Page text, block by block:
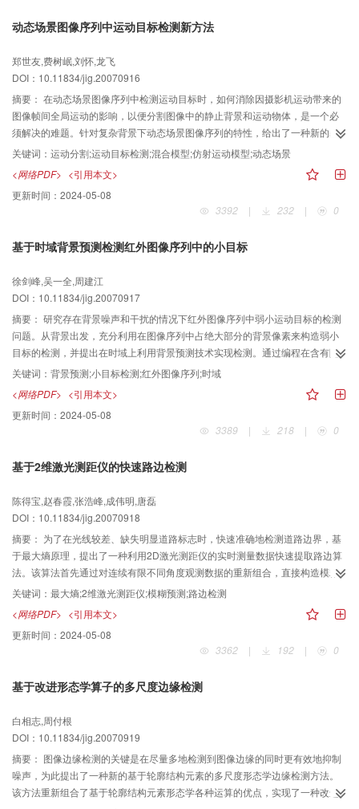
动态场景图像序列中运动目标检测新方法
郑世友,费树岷,刘怀,龙飞
DOI：10.11834/jig.20070916
摘要： 在动态场景图像序列中检测运动目标时，如何消除因摄影机运动带来的
图像帧间全局运动的影响，以便分割图像中的静止背景和运动物体，是一个必
须解决的难题。针对复杂背景下动态场景图像序列的特性，给出了一种新的基
于场景图像参考点3D位置恢复的图像背景判别方法和运动目标检测方法。首
先，介绍了图像序列的层次化运动模型以及基于它的运动分割方法；然后，利
用估计出的投影矩阵计算序列图像中各运动层的参考点3D位置，根据同一景物
在不同帧中参考点3D位置恢复值的变化特性，来判别静止背景对应的运动层和
运动目标对应的运动层，从而分割出图像中的静止背景和运动目标；最后，给
好地解决了在具有多组帧间全局运动参数的动态场景序列图像中检测运动目标
关键词： 运动分割;运动目标检测;混合模型;仿射运动模型;动态场景
<网络PDF> <引用本文>
更新时间： 2024-05-08
3392
| 232 | 0
基于时域背景预测检测红外图像序列中的小目标
徐剑峰,吴一全,周建江
DOI：10.11834/jig.20070917
摘要： 研究存在背景噪声和干扰的情况下红外图像序列中弱小运动目标的检测
问题。从背景出发，充分利用在图像序列中占绝大部分的背景像素来构造弱小
目标的检测，并提出在时域上利用背景预测技术实现检测。通过编程在含有随
机目标的实际红外序列图像中的应用，证明了算法的有效性和优越性。
关键词： 背景预测;小目标检测;红外图像序列;时域
<网络PDF> <引用本文>
更新时间： 2024-05-08
3389
| 218 | 0
基于2维激光测距仪的快速路边检测
陈得宝,赵春霞,张浩峰,成伟明,唐磊
DOI：10.11834/jig.20070918
摘要： 为了在光线较差、缺失明显道路标志时，快速准确地检测道路边界，基
于最大熵原理，提出了一种利用2D激光测距仪的实时测量数据快速提取路边算
法。该算法首先通过对连续有限不同角度观测数据的重新组合，直接构造模糊
聚类中心；然后利用最大熵原理求取当前状态的隶属度函数值，同时对测量结
果和预测误差进行预测，以便消除传统方法对专家知识或先验信息的依赖；最
后根据当前状态与所选连续状态的距离，利用较近状态对预测结果产生较大影
响的原理来构造加权因子，并计算模糊预测结果，再利用预测误差对预测结果
进行修正，这种预测误差仅由有限几次测量结果决定，而不随时间的推移产生
关键词： 最大熵;2维激光测距仪;模糊预测;路边检测
<网络PDF> <引用本文>
更新时间： 2024-05-08
3362
| 192 | 0
基于改进形态学算子的多尺度边缘检测
白相志,周付根
DOI：10.11834/jig.20070919
摘要： 图像边缘检测的关键是在尽量多地检测到图像边缘的同时更有效地抑制
噪声，为此提出了一种新的基于轮廓结构元素的多尺度形态学边缘检测方法。
该方法重新组合了基于轮廓结构元素形态学各种运算的优点，实现了一种改进